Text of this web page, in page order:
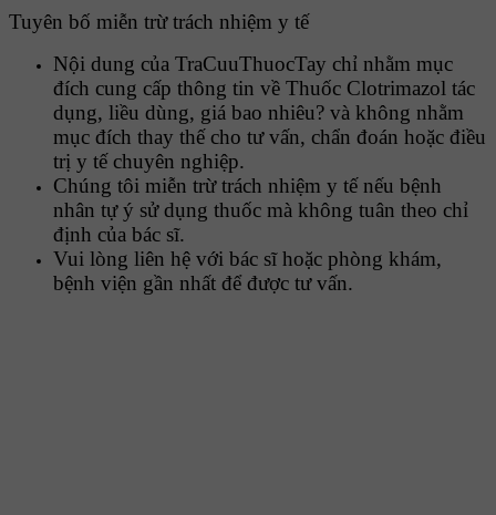
Tuyên bố miễn trừ trách nhiệm y tế
Nội dung của TraCuuThuocTay chỉ nhằm mục
đích cung cấp thông tin về Thuốc Clotrimazol tác
dụng, liều dùng, giá bao nhiêu? và không nhằm
mục đích thay thế cho tư vấn, chẩn đoán hoặc điều
trị y tế chuyên nghiệp.
Chúng tôi miễn trừ trách nhiệm y tế nếu bệnh
nhân tự ý sử dụng thuốc mà không tuân theo chỉ
định của bác sĩ.
Vui lòng liên hệ với bác sĩ hoặc phòng khám,
bệnh viện gần nhất để được tư vấn.